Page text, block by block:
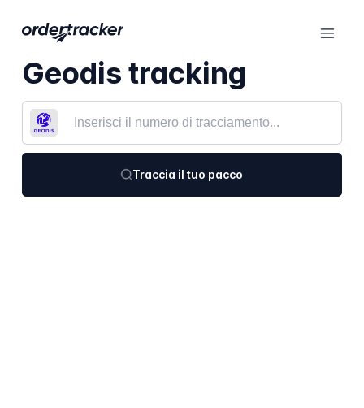
Geodis tracking
Traccia il tuo pacco